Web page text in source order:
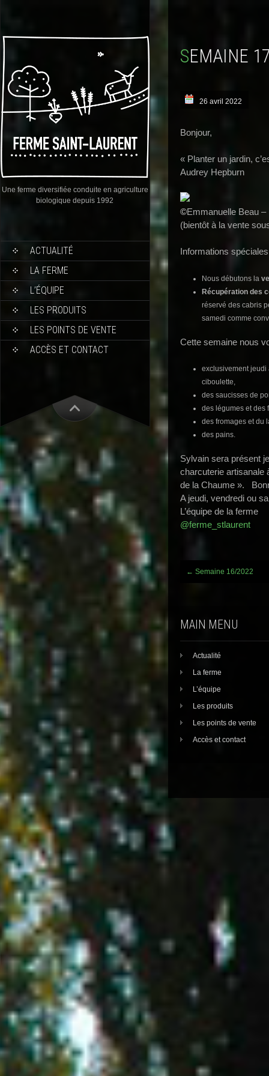
Une ferme diversifiée conduite en agriculture
biologique depuis 1992
ACTUALITÉ
LA FERME
L’ÉQUIPE
LES PRODUITS
LES POINTS DE VENTE
ACCÈS ET CONTACT
SEMAINE
26 avril 2022
Bonjour,
« Planter un jardin,
Audrey Hepburn
©Emmanuelle Beau –
(bientôt à la vente
Informations
Nous débutons la
Récupération des
réservé des cabris
samedi comme
Cette semaine nous
exclusivement jeudi
ciboulette,
des saucisses de
des légumes et des
des fromages et du
des pains.
Sylvain sera présent
charcuterie artisanale
de la Chaume ».
A jeudi, vendredi ou
L’équipe de la ferme
@ferme_stlaurent
Post
← Semaine 16/2022
MAIN MENU
Actualité
La ferme
L’équipe
Les produits
Les points de vente
Accès et contact